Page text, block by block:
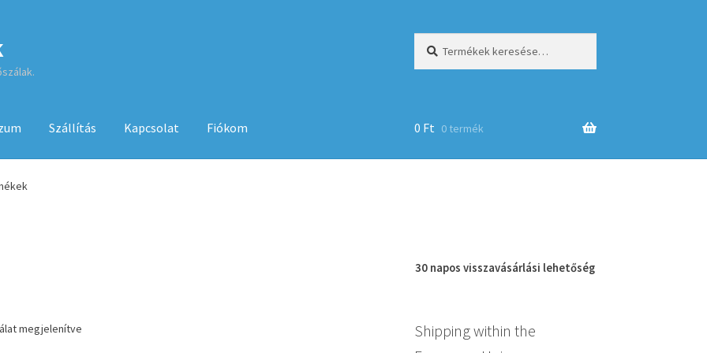
Szállítás Kapcsolat Fiókom
ÁSZF
0 Ft 0 termék
megjelenítve
30 napos visszavásárlási lehetőség
Shipping within the